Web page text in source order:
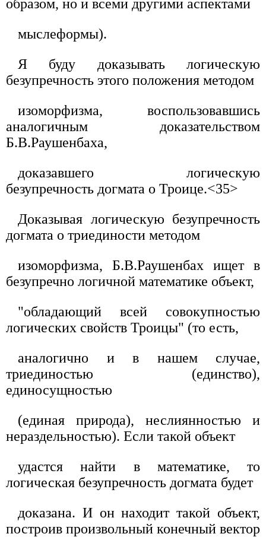
образом, но и всеми другими аспектами
мыслеформы).
Я буду доказывать логическую
безупречность этого положения методом
изоморфизма, воспользовавшись
аналогичным доказательством
Б.В.Раушенбаха,
доказавшего логическую
безупречность догмата о Троице.<35>
Доказывая логическую безупречность
догмата о триединости методом
изоморфизма, Б.В.Раушенбах ищет в
безупречно логичной математике объект,
"обладающий всей совокупностью
логических свойств Троицы" (то есть,
аналогично и в нашем случае,
триединостью (единство),
единосущностью
(единая природа), неслиянностью и
нераздельностью). Если такой объект
удастся найти в математике, то
логическая безупречность догмата будет
доказана. И он находит такой объект,
построив произвольный конечный вектор